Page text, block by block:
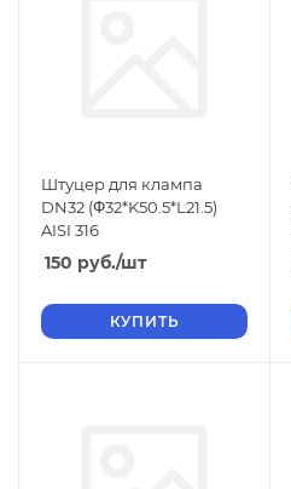
Штуцер для клампа
DN32 (Φ32*K50.5*L21.5)
AISI 316
150 руб./шт
КУПИТЬ